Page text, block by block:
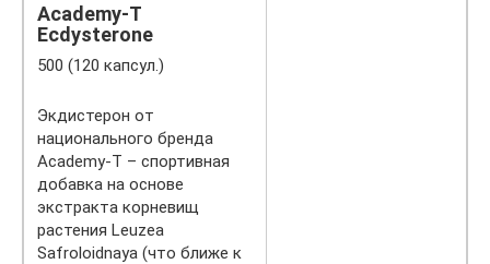
Academy-T
Ecdysterone
500 (120 капсул.)
Экдистерон от
национального бренда
Academy-T – спортивная
добавка на основе
экстракта корневищ
растения Leuzea
Safroloidnaya (что ближе к